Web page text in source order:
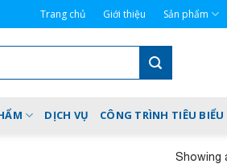
Trang chủ Giới thiệu Sản phẩm
DỊCH VỤ CÔNG TRÌNH TIÊU BIỂU
Showing